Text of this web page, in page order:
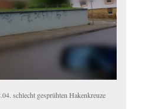
schlecht gesprüht­en Hakenkreuze